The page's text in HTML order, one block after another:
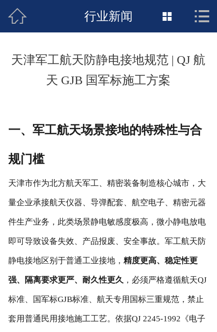
接地工程首页
新闻动态
 行业新闻  
天津军工航天防静电接地规范 | QJ 航
天 GJB 国军标施工方案
一、军工航天场景接地的特殊性与合
规门槛
天津市作为北方航天军工、精密装备制造核心城市，大
量企业承接航天仪器、导弹配套、航空电子、精密元器
件生产业务，此类场景静电敏感度极高，微小静电放电
即可导致设备失效、产品报废、安全事故。军工航天防
静电接地区别于普通工业接地， 精度更高、稳定性更
强、隔离要求更严、耐久性更久，必须严格遵循航天QJ
标准、国军标GJB标准、航天专用国标三重规范，禁止
套用普通民用接地施工工艺。依据QJ 2245-1992《电子